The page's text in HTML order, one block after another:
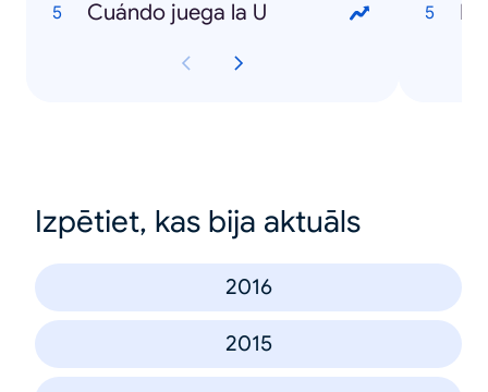
Cuándo juega la U
Izpētiet, kas bija aktuāls
2016
2015